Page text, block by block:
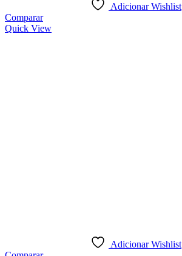
Adicionar Wishlist
Comparar
Quick View
Adicionar Wishlist